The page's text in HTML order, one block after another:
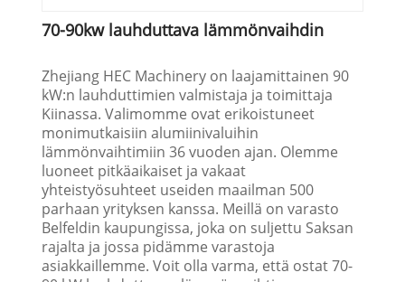
70-90kw lauhduttava lämmönvaihdin
Zhejiang HEC Machinery on laajamittainen 90
kW:n lauhduttimien valmistaja ja toimittaja
Kiinassa. Valimomme ovat erikoistuneet
monimutkaisiin alumiinivaluihin
lämmönvaihtimiin 36 vuoden ajan. Olemme
luoneet pitkäaikaiset ja vakaat
yhteistyösuhteet useiden maailman 500
parhaan yrityksen kanssa. Meillä on varasto
Belfeldin kaupungissa, joka on suljettu Saksan
rajalta ja jossa pidämme varastoja
asiakkaillemme. Voit olla varma, että ostat 70-